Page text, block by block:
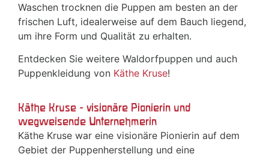
Waschen trocknen die Puppen am besten an der
frischen Luft, idealerweise auf dem Bauch liegend,
um ihre Form und Qualität zu erhalten.
Entdecken Sie weitere Waldorfpuppen und auch
Puppenkleidung von Käthe Kruse!
Käthe Kruse - visionäre Pionierin und
wegweisende Unternehmerin
Käthe Kruse war eine visionäre Pionierin auf dem
Gebiet der Puppenherstellung und eine